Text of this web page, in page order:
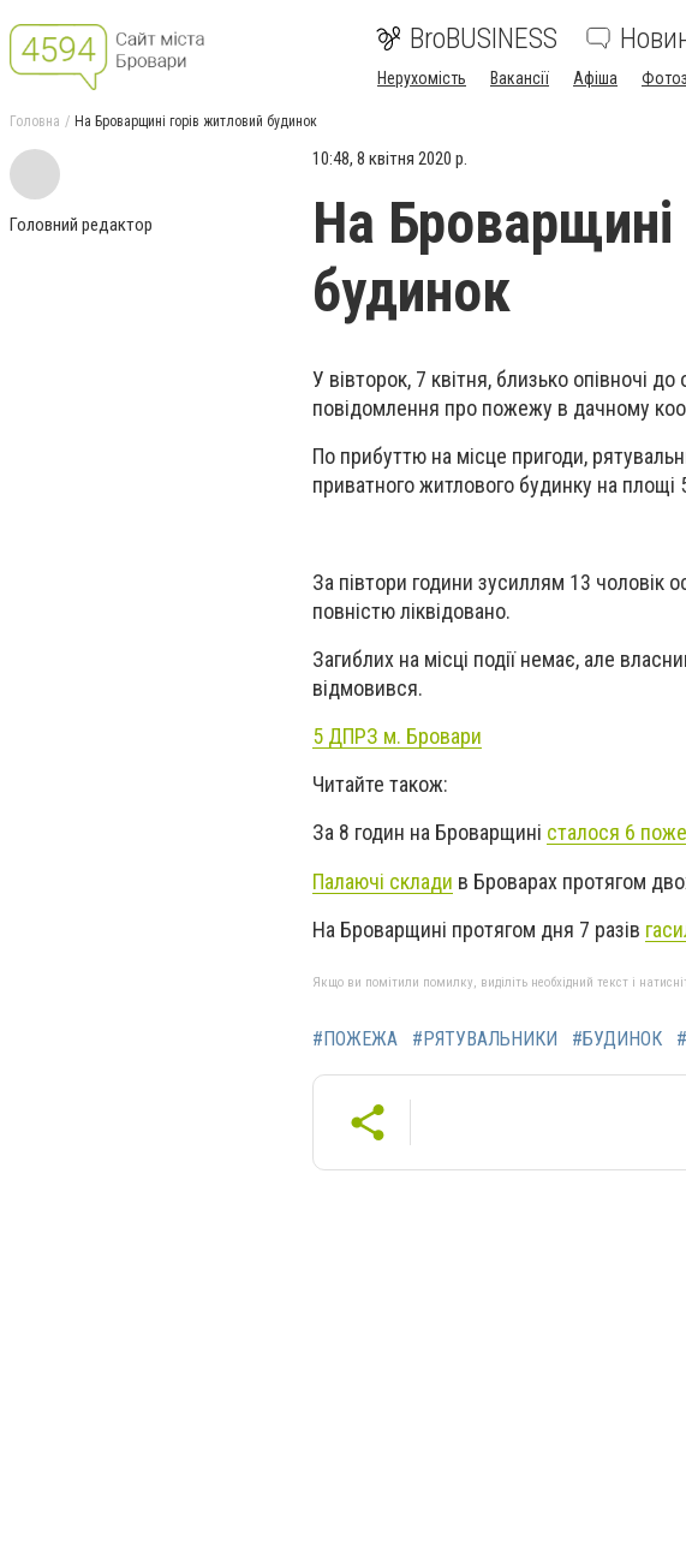
BroBUSINESS
Нерухомість Вакансії Афіша
Головна На Броварщині горів житловий будинок
Головний редактор
10:48, 8 квітня 2020 р.
На Броварщині
будинок
У вівторок, 7 квітня, близько опівночі
повідомлення про пожежу в дачному
По прибуттю на місце пригоди,
приватного житлового будинку на площі
За півтори години зусиллям 13 чоловік
повністю ліквідовано.
Загиблих на місці події немає, але
відмовився.
5 ДПРЗ м. Бровари
Читайте також:
За 8 годин на Броварщині сталося 6
Палаючі склади в Броварах протягом
На Броварщині протягом дня 7 разів
Якщо ви помітили помилку, виділіть необхідний текст і
#ПОЖЕЖА #РЯТУВАЛЬНИКИ #БУДИНОК